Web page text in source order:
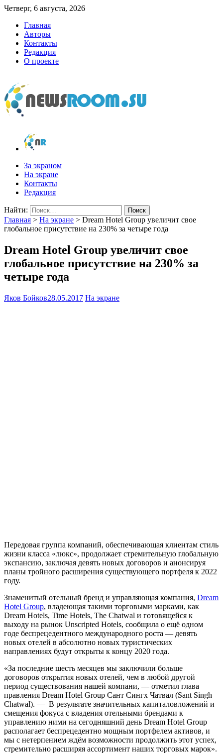
Четверг, 6 августа, 2026
Главная
Авторы
Контакты
Редакция
О проекте
newsroom.su
Новости о новостях
За экраном
На экране
Контакты
Редакция
Найти:
Главная > На экране > Dream Hotel Group увеличит свое
глобальное присутствие на 230% за четыре года
Dream Hotel Group увеличит свое
глобальное присутствие на 230% за
четыре года
Яков Бойков28.05.2017 На экране
Передовая группа компаний, обеспечивающая клиентам стиль
жизни класса «люкс», продолжает стремительную глобальную
экспансию, заключая девять новых договоров и анонсируя
планы тройного расширения существующего портфеля к 2022
году.
Знаменитый отельный бренд и управляющая компания, Dream
Hotel Group, владеющая такими торговыми марками, как
Dream Hotels, Time Hotels, The Chatwal и готовящейся к
выходу на рынок Unscripted Hotels, сообщила о ещё одном
годе беспрецедентного международного роста — девять
новых отелей в абсолютно новых туристических
направлениях будут открыты к концу 2020 года.
«За последние шесть месяцев мы заключили больше
договоров открытия новых отелей, чем в любой другой
период существования нашей компани, — отметил глава
правления Dream Hotel Group Сант Сингх Чатвал (Sant Singh
Chatwal). — В результате значительных капиталовложений и
смещения фокуса с владения отельными брендами к
управлению ними на сегодняшний день Dream Hotel Group
располагает беспрецедентно мощным портфелем активов, и
мы с нетерпением ждём возможности продолжить этот успех,
стремительно расширяя ассортимент наших торговых марок».